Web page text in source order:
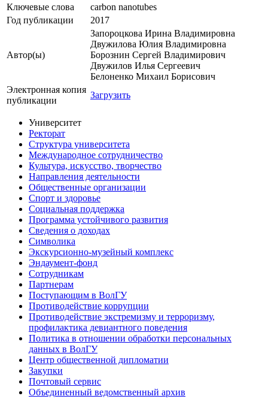
Ключевые cлова
carbon nanotubes
Год публикации
2017
Автор(ы)
Запороцкова Ирина Владимировна
Двужилова Юлия Владимировна
Борознин Сергей Владимирович
Двужилов Илья Сергеевич
Белоненко Михаил Борисович
Электронная копия
публикации
Загрузить
Университет
Ректорат
Структура университета
Международное сотрудничество
Культура, искусство, творчество
Направления деятельности
Общественные организации
Спорт и здоровье
Социальная поддержка
Программа устойчивого развития
Сведения о доходах
Символика
Экскурсионно-музейный комплекс
Эндаумент-фонд
Сотрудникам
Партнерам
Поступающим в ВолГУ
Противодействие коррупции
Противодействие экстремизму и терроризму,
профилактика девиантного поведения
Политика в отношении обработки персональных
данных в ВолГУ
Центр общественной дипломатии
Закупки
Почтовый сервис
Объединенный ведомственный архив